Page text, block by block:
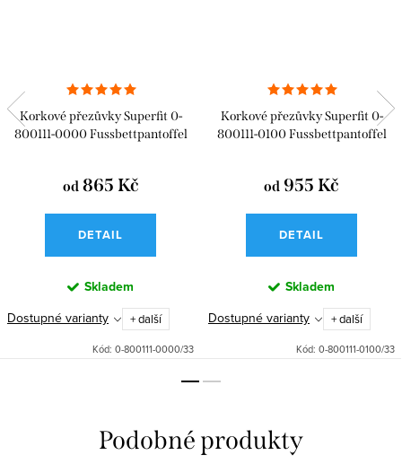
Korkové přezůvky Superfit 0-
800111-0000 Fussbettpantoffel
od865 Kč
DETAIL
Skladem
Dostupné varianty
+ další
Kód: 0-800111-0000/33
Korkové přezůvky Superfit 0-
800111-0100 Fussbettpantoffel
od 955 Kč
DETAIL
Skladem
Dostupné varianty
+ další
Kód: 0-800111-0100/33